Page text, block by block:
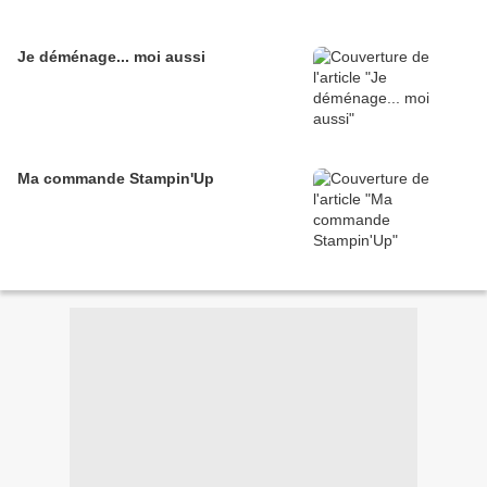
Je déménage... moi aussi
Ma commande Stampin'Up